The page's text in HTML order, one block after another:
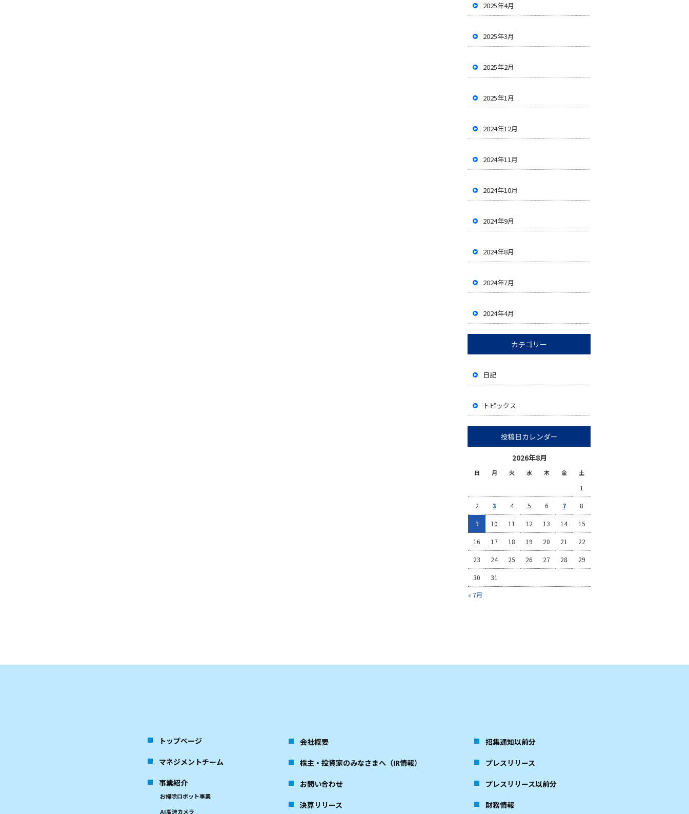
2025年4月
2025年3月
2025年2月
2025年1月
2024年12月
2024年11月
2024年10月
2024年9月
2024年8月
2024年7月
2024年4月
カテゴリー
日記
トピックス
投稿日カレンダー
2026年8月
日 月 火 水 木 金 土
« 7月
1
2 3 4 5 6 7 8
9 10 11 12 13 14 15
16 17 18 19 20 21 22
23 24 25 26 27 28 29
30 31
トップページ
マネジメントチーム
事業紹介
お掃除ロボット事業
AI高速カメラ
会社概要
株主・投資家のみなさまへ（IR情報）
お問い合わせ
決算リリース
招集通知以前分
プレスリリース
プレスリリース以前分
財務情報